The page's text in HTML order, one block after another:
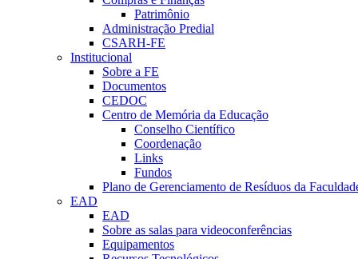
Patrimônio
Administração Predial
CSARH-FE
Institucional
Sobre a FE
Documentos
CEDOC
Centro de Memória da Educação
Conselho Científico
Coordenação
Links
Fundos
Plano de Gerenciamento de Resíduos da
EAD
EAD
Sobre as salas para videoconferências
Equipamentos